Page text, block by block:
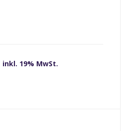
inkl. 19% MwSt.